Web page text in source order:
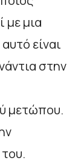
με μια
είναι
στην
μετώπου.